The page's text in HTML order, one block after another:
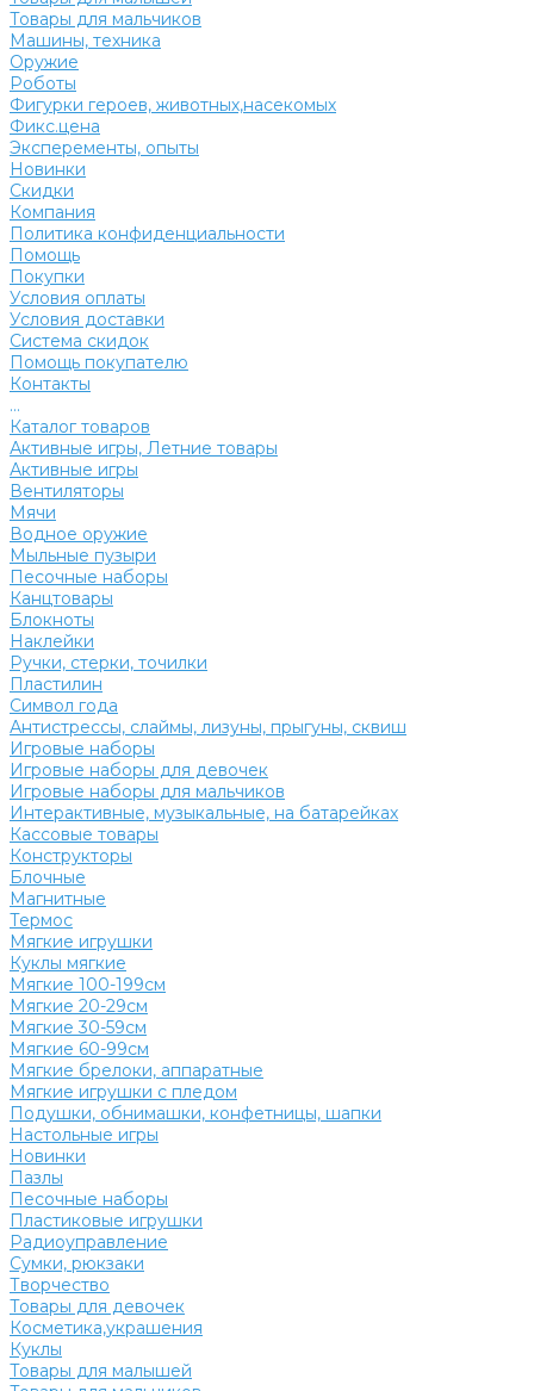
Товары для мальчиков
Машины, техника
Оружие
Роботы
Фигурки героев, животных,насекомых
Фикс.цена
Эксперементы, опыты
Новинки
Скидки
Компания
Политика конфиденциальности
Помощь
Покупки
Условия оплаты
Условия доставки
Система скидок
Помощь покупателю
Контакты
...
Каталог товаров
Активные игры, Летние товары
Активные игры
Вентиляторы
Мячи
Водное оружие
Мыльные пузыри
Песочные наборы
Канцтовары
Блокноты
Наклейки
Ручки, стерки, точилки
Пластилин
Символ года
Антистрессы, слаймы, лизуны, прыгуны, сквиш
Игровые наборы
Игровые наборы для девочек
Игровые наборы для мальчиков
Интерактивные, музыкальные, на батарейках
Кассовые товары
Конструкторы
Блочные
Магнитные
Термос
Мягкие игрушки
Куклы мягкие
Мягкие 100-199см
Мягкие 20-29см
Мягкие 30-59см
Мягкие 60-99см
Мягкие брелоки, аппаратные
Мягкие игрушки с пледом
Подушки, обнимашки, конфетницы, шапки
Настольные игры
Новинки
Пазлы
Песочные наборы
Пластиковые игрушки
Радиоуправление
Сумки, рюкзаки
Творчество
Товары для девочек
Косметика,украшения
Куклы
Товары для малышей